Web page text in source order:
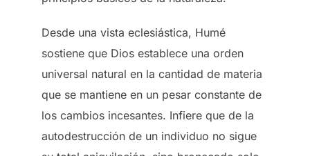
Desde una vista eclesiástica, Humé
sostiene que Dios establece una orden
universal natural en la cantidad de materia
que se mantiene en un pesar constante de
los cambios incesantes. Infiere que de la
autodestrucción de un individuo no sigue